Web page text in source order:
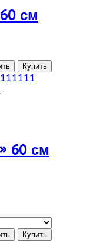
см
60 см